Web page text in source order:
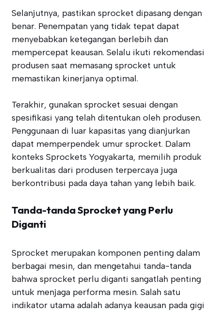
Selanjutnya, pastikan sprocket dipasang dengan
benar. Penempatan yang tidak tepat dapat
menyebabkan ketegangan berlebih dan
mempercepat keausan. Selalu ikuti rekomendasi
produsen saat memasang sprocket untuk
memastikan kinerjanya optimal.
Terakhir, gunakan sprocket sesuai dengan
spesifikasi yang telah ditentukan oleh produsen.
Penggunaan di luar kapasitas yang dianjurkan
dapat memperpendek umur sprocket. Dalam
konteks Sprockets Yogyakarta, memilih produk
berkualitas dari produsen terpercaya juga
berkontribusi pada daya tahan yang lebih baik.
Tanda-tanda Sprocket yang Perlu
Diganti
Sprocket merupakan komponen penting dalam
berbagai mesin, dan mengetahui tanda-tanda
bahwa sprocket perlu diganti sangatlah penting
untuk menjaga performa mesin. Salah satu
indikator utama adalah adanya keausan pada gigi